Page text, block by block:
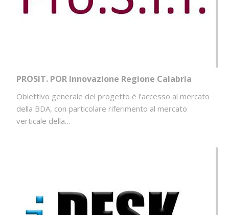
PROSIT. POR Innovazione Regione Calabria
Obiettivo generale del progetto è l’accesso al mercato
della BDA, con particolare riferimento al mercato
verticale della…